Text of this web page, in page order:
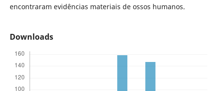
encontraram evidências materiais de ossos humanos.
Downloads